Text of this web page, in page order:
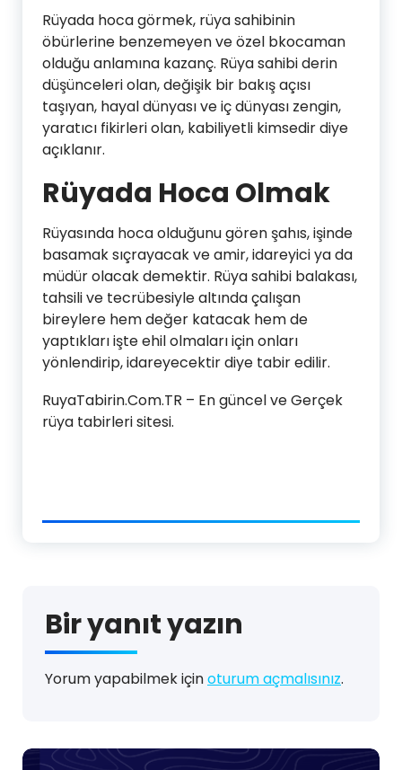
Rüyada hoca görmek, rüya sahibinin
öbürlerine benzemeyen ve özel bkocaman
olduğu anlamına kazanç. Rüya sahibi derin
düşünceleri olan, değişik bir bakış açısı
taşıyan, hayal dünyası ve iç dünyası zengin,
yaratıcı fikirleri olan, kabiliyetli kimsedir diye
açıklanır.
Rüyada Hoca Olmak
Rüyasında hoca olduğunu gören şahıs, işinde
basamak sıçrayacak ve amir, idareyici ya da
müdür olacak demektir. Rüya sahibi balakası,
tahsili ve tecrübesiyle altında çalışan
bireylere hem değer katacak hem de
yaptıkları işte ehil olmaları için onları
yönlendirip, idareyecektir diye tabir edilir.
RuyaTabirin.Com.TR – En güncel ve Gerçek
rüya tabirleri sitesi.
Bir yanıt yazın
Yorum yapabilmek içinoturum açmalısınız.